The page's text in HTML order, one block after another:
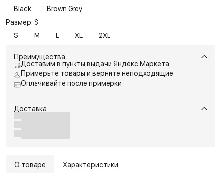
Black
Brown Grey
Размер: S
S
M L XL 2XL
Преимущества
Доставим в пункты выдачи Яндекс Маркета
Примерьте товары и верните неподходящие
Оплачивайте после примерки
Доставка
О товаре Характеристики